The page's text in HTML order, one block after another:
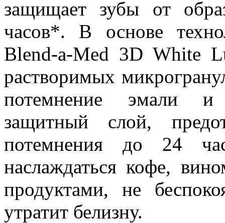
защищает зубы от
часов*. В основе
Blend-a-Med 3D White
растворимых
потемнение эмали и
защитный слой,
потемнения до 24
наслаждаться кофе,
продуктами, не
утратит белизну.